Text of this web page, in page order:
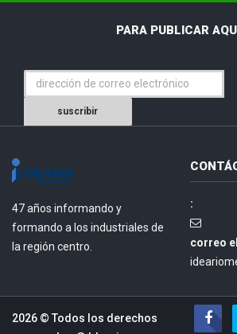
PARA PUBLICAR
suscribir
47 años informando y
formando a los industriales de
la región centro.
:
correo
2026 © Todos los derechos